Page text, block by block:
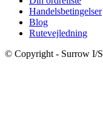
Handelsbetingelser
Blog
Rutevejledning
© Copyright - Surrow I/S